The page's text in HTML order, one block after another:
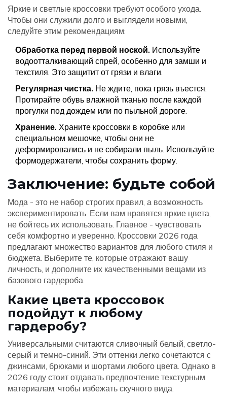
Яркие и светлые кроссовки требуют особого ухода.
Чтобы они служили долго и выглядели новыми,
следуйте этим рекомендациям:
Обработка перед первой ноской. Используйте
водоотталкивающий спрей, особенно для замши и
текстиля. Это защитит от грязи и влаги.
Регулярная чистка. Не ждите, пока грязь въестся.
Протирайте обувь влажной тканью после каждой
прогулки под дождем или по пыльной дороге.
Хранение. Храните кроссовки в коробке или
специальном мешочке, чтобы они не
деформировались и не собирали пыль. Используйте
формодержатели, чтобы сохранить форму.
Заключение: будьте собой
Мода - это не набор строгих правил, а возможность
экспериментировать. Если вам нравятся яркие цвета,
не бойтесь их использовать. Главное - чувствовать
себя комфортно и уверенно. Кроссовки 2026 года
предлагают множество вариантов для любого стиля и
бюджета. Выберите те, которые отражают вашу
личность, и дополните их качественными вещами из
базового гардероба.
Какие цвета кроссовок
подойдут к любому
гардеробу?
Универсальными считаются сливочный белый, светло-
серый и темно-синий. Эти оттенки легко сочетаются с
джинсами, брюками и шортами любого цвета. Однако в
2026 году стоит отдавать предпочтение текстурным
материалам, чтобы избежать скучного вида.